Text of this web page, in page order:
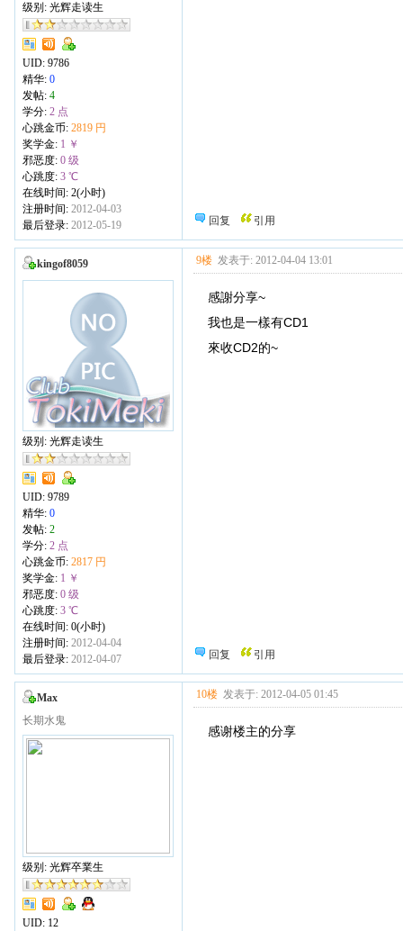
级别: 光辉走读生
UID: 9786
精华: 0
发帖: 4
学分: 2 点
心跳金币: 2819 円
奖学金: 1 ￥
邪恶度: 0 级
心跳度: 3 ℃
在线时间: 2(小时)
注册时间: 2012-04-03
最后登录: 2012-05-19 回复 引用
kingof8059
级别: 光辉走读生
UID: 9789
精华: 0
发帖: 2
学分: 2 点
心跳金币: 2817 円
奖学金: 1 ￥
邪恶度: 0 级
心跳度: 3 ℃
在线时间: 0(小时)
注册时间: 2012-04-04
最后登录: 2012-04-07
9楼 发表于: 2012-04-04 13:01
感謝分享~
我也是一樣有CD1
來收CD2的~
回复 引用
Max
长期水鬼
级别: 光辉卒業生
UID: 12
10楼 发表于: 2012-04-05 01:45
感谢楼主的分享